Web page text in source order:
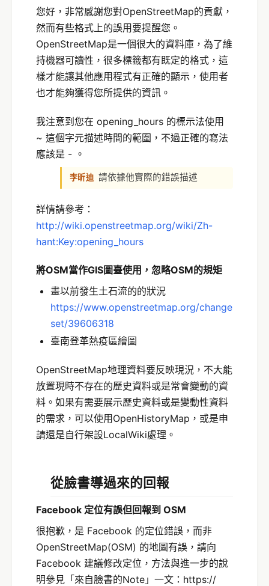
您好，非常感謝您對OpenStreetMap的貢獻，
然而有些格式上的誤用要提醒您。
OpenStreetMap是一個很大的資料庫，為了維
持機器可讀性，很多標籤都有既定的格式，這
樣才能讓其他應用程式有正確的顯示，使用者
也才能夠獲得您所提供的資訊。
我注意到您在 opening_hours 的標示法使用
~ 這個字元描述時間的範圍，不過正確的寫法
應該是 - 。
李昕迪 請依據他實際的錯誤描述
詳情請參考：
http://wiki.openstreetmap.org/wiki/Zh-
hant:Key:opening_hours
將OSM當作GIS圖臺使用，忽略OSM的規矩
畫以前發生土石流的的狀況
https://www.openstreetmap.org/change
set/39606318
臺南登革熱疫區繪圖
OpenStreetMap地理資料要反映現況，不大能
放置現時不存在的歷史資料或是常會變動的資
料。如果有需要展示歷史資料或是變動性資料
的需求，可以使用OpenHistoryMap，或是申
請還是自行架設LocalWiki處理。
從臉書導過來的回報
Facebook 定位有誤但回報到 OSM
很抱歉，是 Facebook 的定位錯誤，而非
OpenStreetMap(OSM) 的地圖有誤，請向
Facebook 建議修改定位，方法與進一步的說
明參見「來自臉書的Note」一文：https://